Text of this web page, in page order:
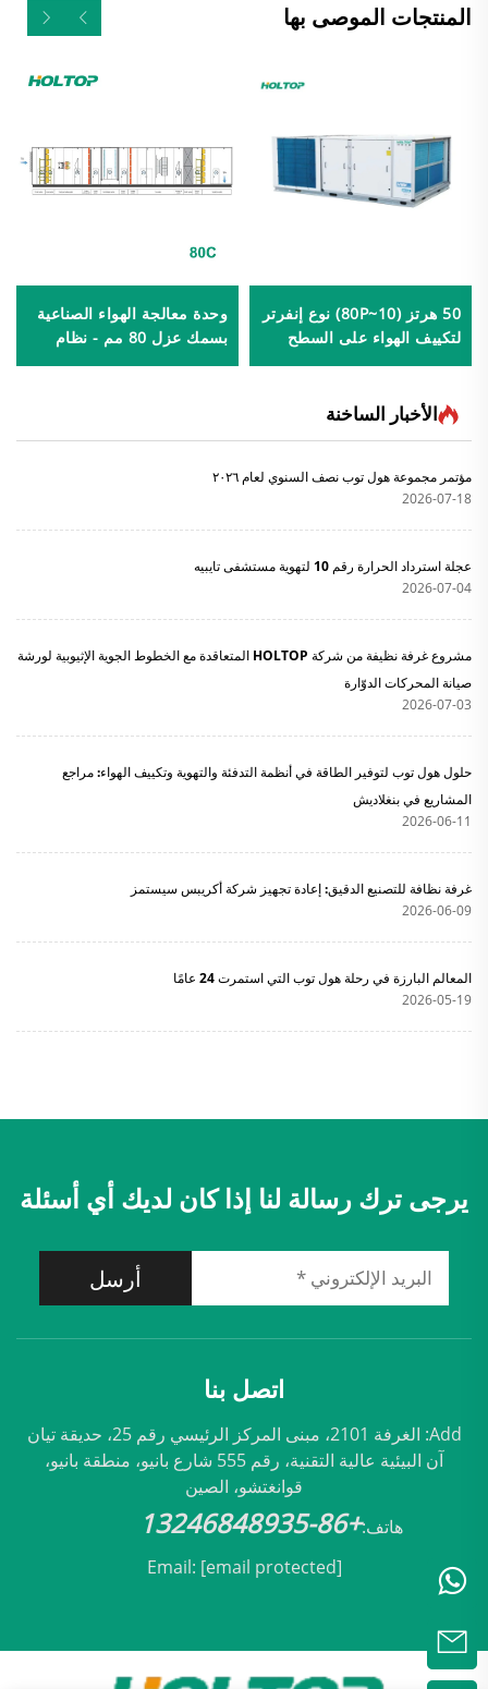
المنتجات الموصى بها
50 هرتز (10~80P) نوع إنفرتر
لتكييف الهواء على السطح
وحدة معالجة الهواء الصناعية
بسمك عزل 80 مم - نظام
AHU-80C
الأخبار الساخنة
مؤتمر مجموعة هول توب نصف السنوي لعام ٢٠٢٦
2026-07-18
عجلة استرداد الحرارة رقم 10 لتهوية مستشفى تايبيه
2026-07-04
مشروع غرفة نظيفة من شركة HOLTOP المتعاقدة مع الخطوط الجوية الإثيوبية لورشة
صيانة المحركات الدوّارة
2026-07-03
حلول هول توب لتوفير الطاقة في أنظمة التدفئة والتهوية وتكييف الهواء: مراجع
المشاريع في بنغلاديش
2026-06-11
غرفة نظافة للتصنيع الدقيق: إعادة تجهيز شركة أكريبس سيستمز
2026-06-09
المعالم البارزة في رحلة هول توب التي استمرت 24 عامًا
2026-05-19
يرجى ترك رسالة لنا إذا كان لديك أي أسئلة
أرسل
اتصل بنا
Add: الغرفة 2101، مبنى المركز الرئيسي رقم 25، حديقة تيان
آن البيئية عالية التقنية، رقم 555 شارع بانيو، منطقة بانيو،
قوانغتشو، الصين
هاتف:+86-13246848935
Email: [email protected]